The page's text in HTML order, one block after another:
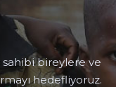
bireylere ve
hedefliyoruz.